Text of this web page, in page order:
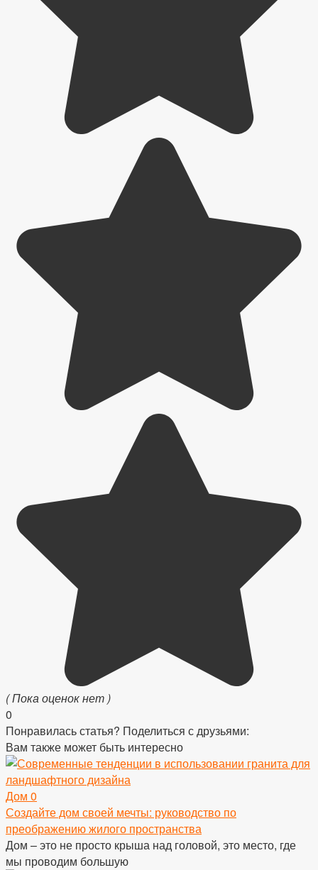
( Пока оценок нет )
0
Понравилась статья? Поделиться с друзьями:
Вам также может быть интересно
Дом 0
Создайте дом своей мечты: руководство по
преображению жилого пространства
Дом – это не просто крыша над головой, это место, где
мы проводим большую